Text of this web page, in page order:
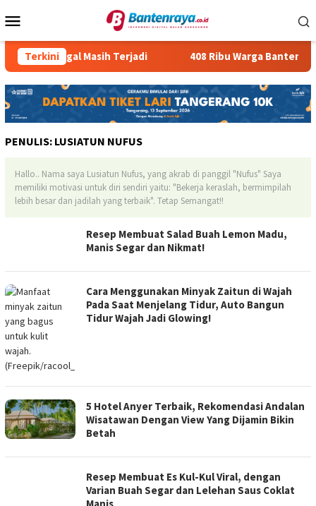
ke
Mobile
Terkini
PMI Ilegal Masih Terjadi 408 Ribu Warga Banten
PENULIS: LUSIATUN NUFUS
Hallo.. Nama saya Lusiatun Nufus, yang akrab di panggil "Nufus" Saya
memiliki motivasi untuk diri sendiri yaitu: "Bekerja keraslah, bermimpilah
lebih besar dan jadilah yang terbaik". Tetap Semangat!!
Resep Membuat Salad Buah Lemon Madu,
Manis Segar dan Nikmat!
Cara Menggunakan Minyak Zaitun di Wajah
Pada Saat Menjelang Tidur, Auto Bangun
Tidur Wajah Jadi Glowing!
5 Hotel Anyer Terbaik, Rekomendasi Andalan
Wisatawan Dengan View Yang Dijamin Bikin
Betah
Resep Membuat Es Kul-Kul Viral, dengan
Varian Buah Segar dan Lelehan Saus Coklat
Manis